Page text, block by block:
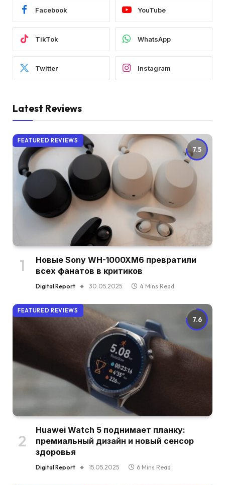
Facebook YouTube
TikTok WhatsApp
Twitter Instagram
Latest Reviews
7.5
FEATURED REVIEWS
Новые Sony WH-1000XM6 превратили
всех фанатов в критиков
Digital Report 30.05.2025 4 Mins Read
7.6
FEATURED REVIEWS
Huawei Watch 5 поднимает планку:
премиальный дизайн и новый сенсор
здоровья
Digital Report 15.05.2025 6 Mins Read